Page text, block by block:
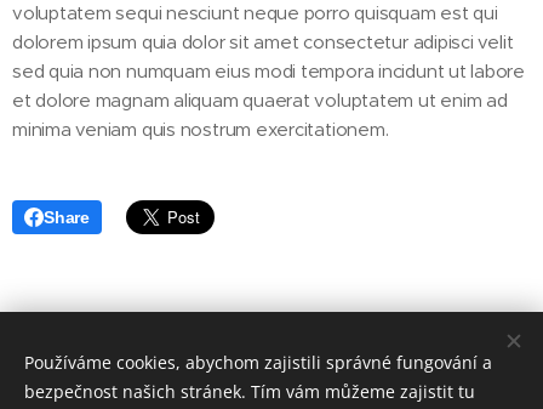
voluptatem sequi nesciunt neque porro quisquam est qui
dolorem ipsum quia dolor sit amet consectetur adipisci velit
sed quia non numquam eius modi tempora incidunt ut labore
et dolore magnam aliquam quaerat voluptatem ut enim ad
minima veniam quis nostrum exercitationem.
Share
| 2026 | Webdesign by Jiří Albrecht
Používáme cookies, abychom zajistili správné fungování a
bezpečnost našich stránek. Tím vám můžeme zajistit tu